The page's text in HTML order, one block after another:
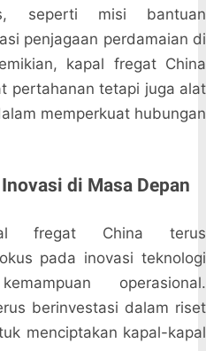
seperti misi bantuan
penjagaan perdamaian di
kapal fregat China
pertahanan tetapi juga alat
memperkuat hubungan
di Masa Depan
fregat China terus
pada inovasi teknologi
operasional.
berinvestasi dalam riset
menciptakan kapal-kapal